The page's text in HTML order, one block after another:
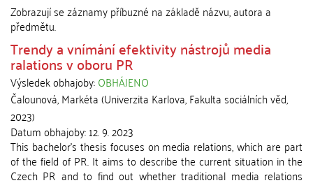
Zobrazují se záznamy příbuzné na základě názvu, autora a
předmětu.
Trendy a vnímání efektivity nástrojů media
ralations v oboru PR
Výsledek obhajoby:OBHÁJENO
Čalounová, Markéta(Univerzita Karlova, Fakulta sociálních věd,
2023)
Datum obhajoby:12. 9. 2023
This bachelor's thesis focuses on media relations, which are part
of the field of PR. It aims to describe the current situation in the
Czech PR and to find out whether traditional media relations